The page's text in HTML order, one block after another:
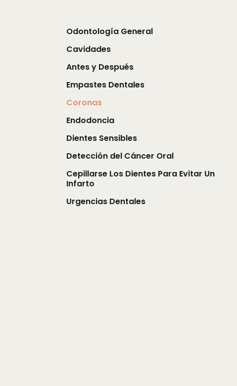
Odontología General
Cavidades
Antes y Después
Empastes Dentales
Coronas
Endodoncia
Dientes Sensibles
Detección del Cáncer Oral
Cepillarse Los Dientes Para Evitar Un
Infarto
Urgencias Dentales